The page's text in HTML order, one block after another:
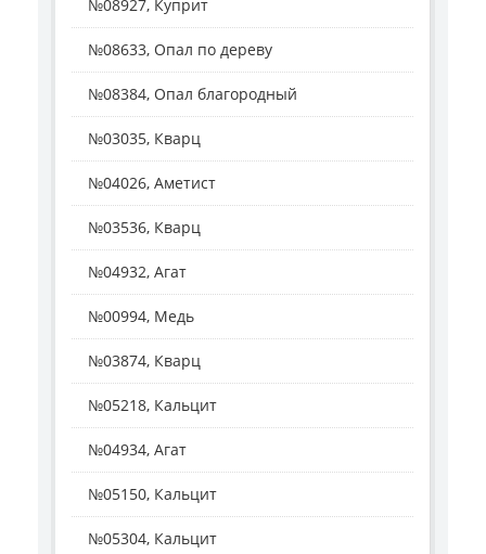
№08927, Куприт
№08633, Опал по дереву
№08384, Опал благородный
№03035, Кварц
№04026, Аметист
№03536, Кварц
№04932, Агат
№00994, Медь
№03874, Кварц
№05218, Кальцит
№04934, Агат
№05150, Кальцит
№05304, Кальцит